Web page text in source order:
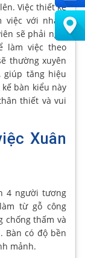
Việc thiết kế
việc với nhau.
sẽ phải ngồi
làm việc theo
thường xuyên
giúp tăng hiệu
bàn kiểu này
thiết và vui
Xuân
4 người tương
từ gỗ công
chống thấm và
Bàn có độ bền
mảnh.